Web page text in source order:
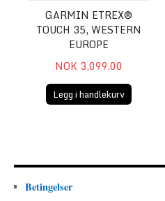
GARMIN ETREX®
TOUCH 35, WESTERN
EUROPE
NOK 3,099.00
Legg i handlekurv
Betingelser